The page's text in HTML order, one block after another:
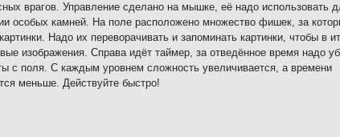
врагов. Управление сделано на мышке, её надо использовать
особых камней. На поле расположено множество фишек, за
Надо их переворачивать и запоминать картинки, чтобы в
изображения. Справа идёт таймер, за отведённое время надо
с поля. С каждым уровнем сложность увеличивается, а времени
меньше. Действуйте быстро!